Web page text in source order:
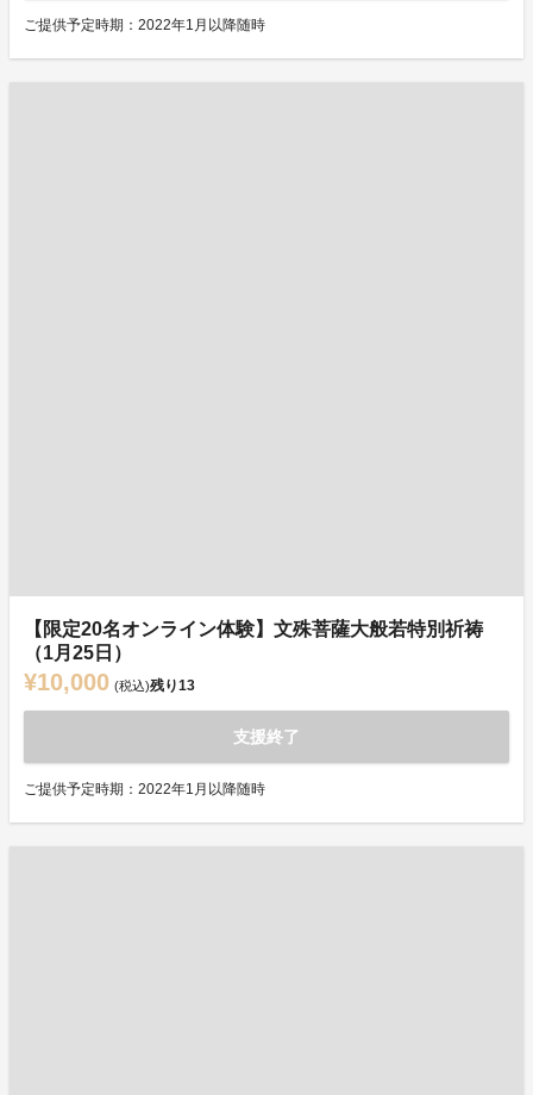
ご提供予定時期：2022年1月以降随時
【限定20名オンライン体験】文殊菩薩大般若特別祈祷
（1月25日）
¥10,000 (税込)残り13
支援終了
ご提供予定時期：2022年1月以降随時